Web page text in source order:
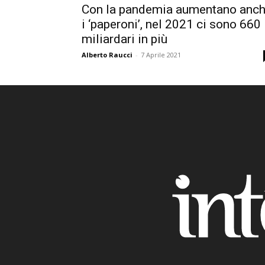
Con la pandemia aumentano
i ‘paperoni’, nel 2021 ci sono 660
miliardari in più
Alberto Raucci - 7 Aprile 2021